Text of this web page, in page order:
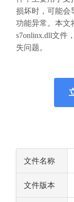
损坏时，可能会
功能异常。本文
s7onlinx.dll文件
失问题。
文件名称
文件版本